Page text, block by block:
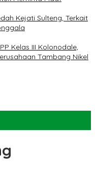
Kejati Sulteng, Terkait
Kelas III Kolonodale,
Tambang Nikel